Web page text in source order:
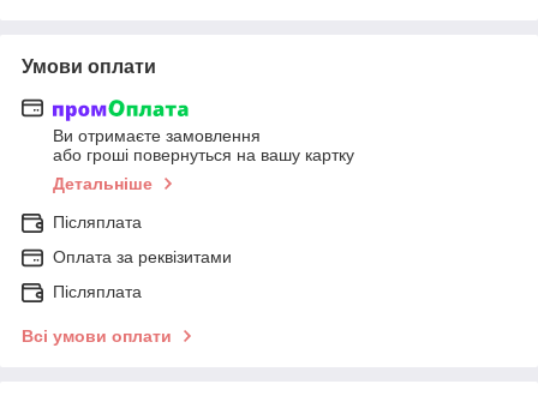
Умови оплати
Ви отримаєте замовлення
або гроші повернуться на вашу картку
Детальніше
Післяплата
Оплата за реквізитами
Післяплата
Всі умови оплати